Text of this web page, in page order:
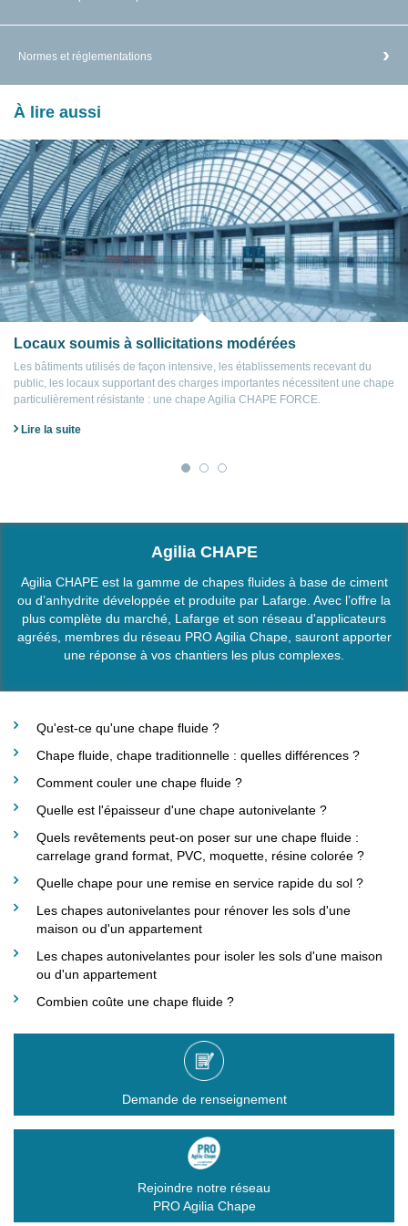
Normes et réglementations
À lire aussi
Locaux soumis à sollicitations modérées
Les bâtiments utilisés de façon intensive, les établissements recevant du
public, les locaux supportant des charges importantes nécessitent une chape
particulièrement résistante : une chape Agilia CHAPE FORCE.
Lire la suite
Agilia CHAPE
Agilia CHAPE est la gamme de chapes fluides à base de ciment
ou d’anhydrite développée et produite par Lafarge. Avec l’offre la
plus complète du marché, Lafarge et son réseau d'applicateurs
agréés, membres du réseau PRO Agilia Chape, sauront apporter
une réponse à vos chantiers les plus complexes.
Qu'est-ce qu'une chape fluide ?
Chape fluide, chape traditionnelle : quelles différences ?
Comment couler une chape fluide ?
Quelle est l'épaisseur d'une chape autonivelante ?
Quels revêtements peut-on poser sur une chape fluide :
carrelage grand format, PVC, moquette, résine colorée ?
Quelle chape pour une remise en service rapide du sol ?
Les chapes autonivelantes pour rénover les sols d'une
maison ou d'un appartement
Les chapes autonivelantes pour isoler les sols d'une maison
ou d'un appartement
Combien coûte une chape fluide ?
Demande de renseignement
Rejoindre notre réseau
PRO Agilia Chape